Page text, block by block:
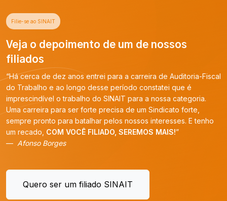
Filie-se ao SINAIT
Veja o depoimento de um de nossos
filiados
“Há cerca de dez anos entrei para a carreira de Auditoria-Fiscal
do Trabalho e ao longo desse período constatei que é
imprescindível o trabalho do SINAIT para a nossa categoria.
Uma carreira para ser forte precisa de um Sindicato forte,
sempre pronto para batalhar pelos nossos interesses. E tenho
um recado, COM VOCÊ FILIADO, SEREMOS MAIS!”
Afonso Borges
Quero ser um filiado SINAIT